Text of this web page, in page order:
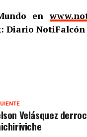
en
Diario NotiFalcón
Velásquez